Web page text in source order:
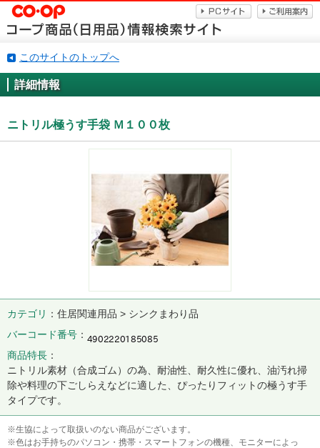
このサイトのトップへ
詳細情報
ニトリル極うす手袋 Ｍ１００枚
カテゴリ
住居関連用品 > シンクまわり品
バーコード番号
商品特長
ニトリル素材（合成ゴム）の為、耐油性、耐久性に優れ、油汚れ掃
除や料理の下ごしらえなどに適した、ぴったりフィットの極うす手
タイプです。
※生協によって取扱いのない商品がございます。
※色はお手持ちのパソコン・携帯・スマートフォンの機種、モニターによっ